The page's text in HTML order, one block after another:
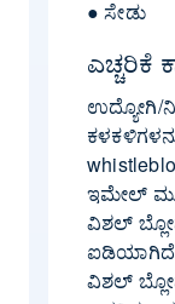
● ಸೇಡು
ಎಚ್ಚರಿಕೆ
ಉದ್ಯೋಗಿ/
ಇಮೇಲ್
ವಿಶಲ್
ವಿಶಲ್